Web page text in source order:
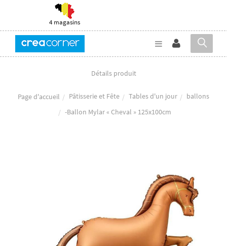
4 magasins
Détails produit
Page d'accueil Pâtisserie et Fête Tables d'un jour
ballons
-Ballon Mylar « Cheval » 125x100cm